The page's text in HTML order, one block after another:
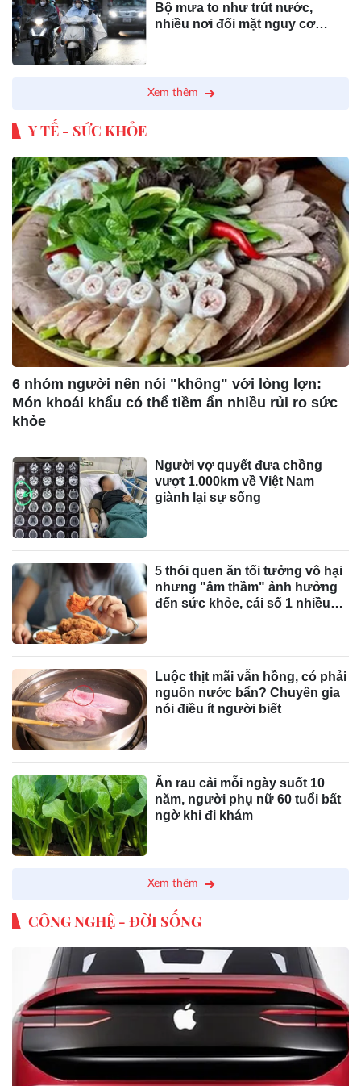
Bộ mưa to như trút nước,
nhiều nơi đối mặt nguy cơ
Xem thêm
Y TẾ - SỨC KHỎE
6 nhóm người nên nói "không" với lòng lợn:
Món khoái khẩu có thể tiềm ẩn nhiều rủi ro sức
khỏe
Người vợ quyết đưa chồng
vượt 1.000km về Việt Nam
giành lại sự sống
5 thói quen ăn tối tưởng vô hại
nhưng "âm thầm" ảnh hưởng
đến sức khỏe, cái số 1 nhiều
Luộc thịt mãi vẫn hồng, có phải
nguồn nước bẩn? Chuyên gia
nói điều ít người biết
Ăn rau cải mỗi ngày suốt 10
năm, người phụ nữ 60 tuổi bất
ngờ khi đi khám
Xem thêm
CÔNG NGHỆ - ĐỜI SỐNG